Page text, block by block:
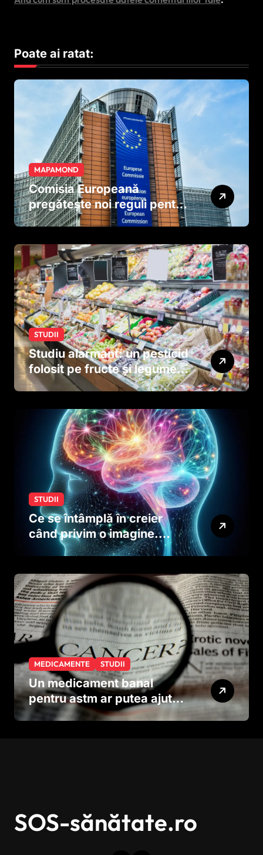
Poate ai ratat:
MAPAMOND
Comisia Europeană
pregătește noi reguli pentru
tutun și țigările electronice
STUDII
Studiu alarmant: un pesticid
folosit pe fructe și legume
ar putea afecta dezvoltarea
dinainte de naștere
STUDII
Ce se întâmplă în creier
când privim o imagine.
Studiul care explică rolul
MEDICAMENTE STUDII
Un medicament banal
pentru astm ar putea ajuta
în lupta împotriva
SOS-sănătate.ro